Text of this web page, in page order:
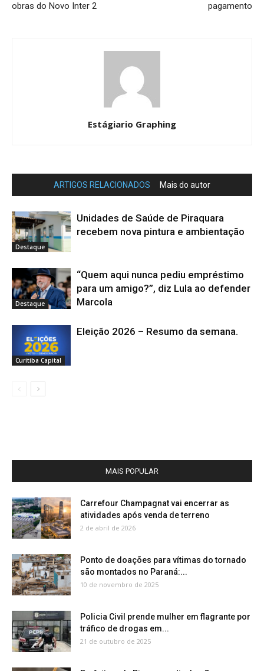
obras do Novo Inter 2
pagamento
Estágiario Graphing
ARTIGOS RELACIONADOS Mais do autor
Destaque
Unidades de Saúde de Piraquara
recebem nova pintura e ambientação
Destaque
“Quem aqui nunca pediu empréstimo
para um amigo?”, diz Lula ao defender
Marcola
Curitiba Capital
Eleição 2026 – Resumo da semana.
MAIS POPULAR
Carrefour Champagnat vai encerrar as
atividades após venda de terreno
2 de abril de 2026
Ponto de doações para vítimas do tornado
são montados no Paraná:...
10 de novembro de 2025
Policia Civil prende mulher em flagrante por
tráfico de drogas em...
21 de outubro de 2025